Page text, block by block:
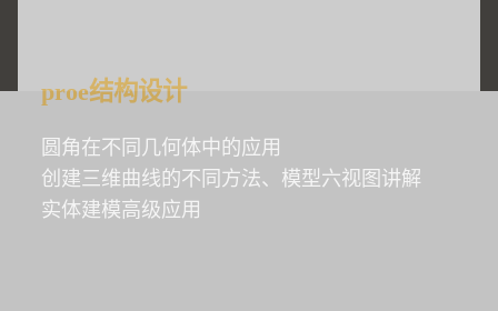
proe结构设计
圆角在不同几何体中的应用
创建三维曲线的不同方法、模型六视图讲解
实体建模高级应用